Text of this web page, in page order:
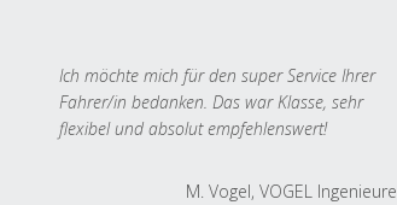
Ich möchte mich für den super Service Ihrer
Fahrer/in bedanken. Das war Klasse, sehr
flexibel und absolut empfehlenswert!
M. Vogel, VOGEL Ingenieure